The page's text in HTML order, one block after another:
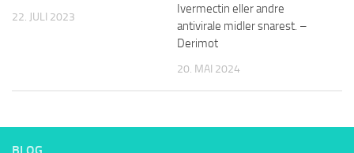
22. JULI 2023
Ivermectin eller andre
antivirale midler snarest. –
Derimot
20. MAI 2024